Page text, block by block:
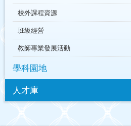
校外課程資源
班級經營
教師專業發展活動
學科園地
人才庫